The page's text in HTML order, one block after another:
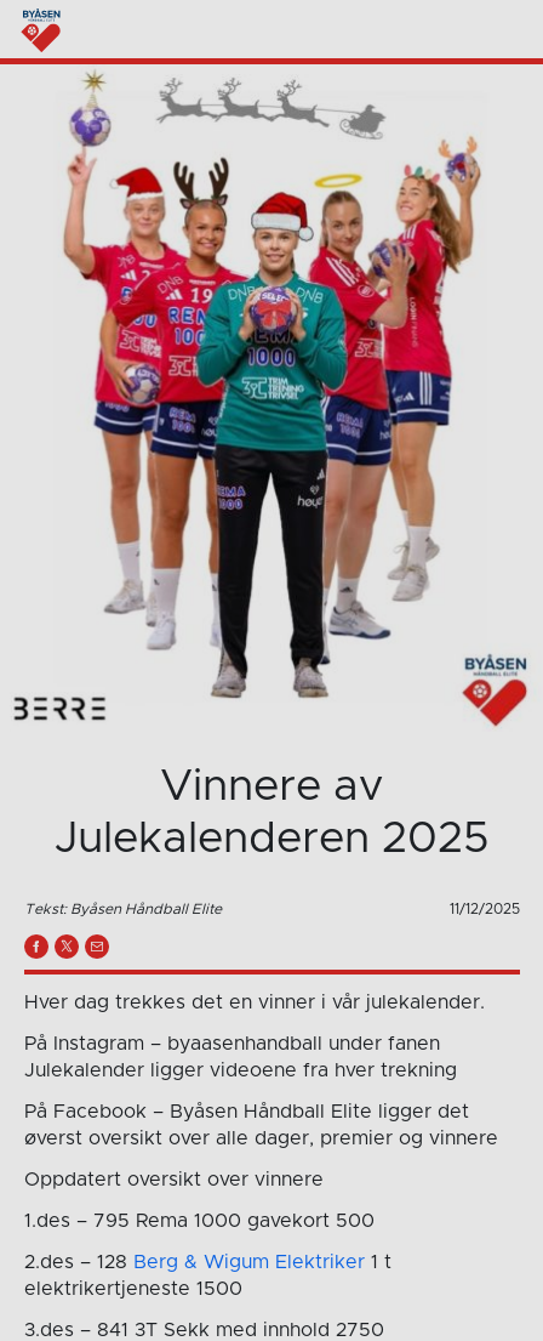
Vinnere av
Julekalenderen 2025
Tekst: Byåsen Håndball Elite 11/12/2025
Hver dag trekkes det en vinner i vår julekalender.
På Instagram – byaasenhandball under fanen
Julekalender ligger videoene fra hver trekning
På Facebook – Byåsen Håndball Elite ligger det
øverst oversikt over alle dager, premier og vinnere
Oppdatert oversikt over vinnere
1.des – 795 Rema 1000 gavekort 500
2.des – 128 Berg & Wigum Elektriker1 t
elektrikertjeneste 1500
3.des – 841 3T Sekk med innhold 2750